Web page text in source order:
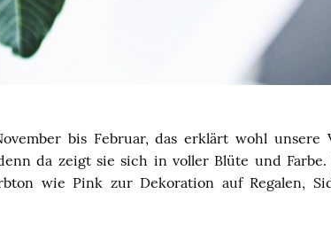
bis Februar, das erklärt wohl unsere
da zeigt sie sich in voller Blüte und Farbe.
wie Pink zur Dekoration auf Regalen,